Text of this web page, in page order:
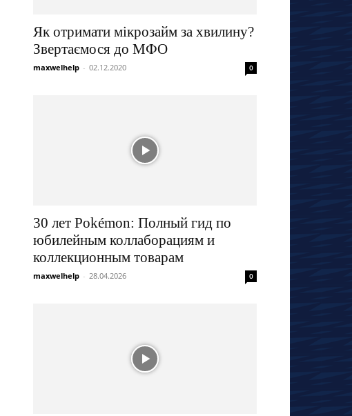
Як отримати мікрозайм за хвилину?
Звертаємося до МФО
maxwelhelp - 02.12.2020 0
30 лет Pokémon: Полный гид по
юбилейным коллаборациям и
коллекционным товарам
maxwelhelp - 28.04.2026 0